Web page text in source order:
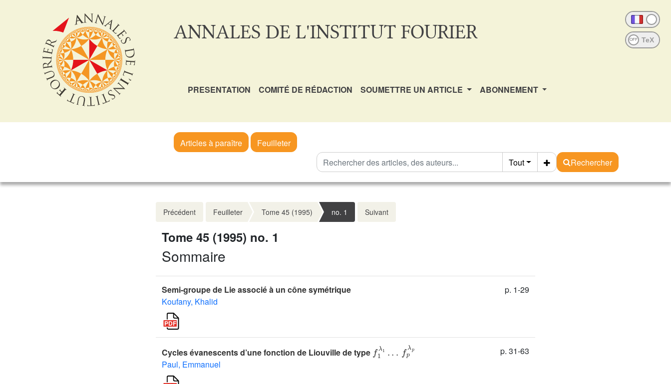
ANNALES DE L'INSTITUT FOURIER OFF
PRESENTATION COMITÉ DE RÉDACTION SOUMETTRE UN ARTICLE ABONNEMENT
Articles à paraître
Feuilleter
Tout
Rechercher
Précédent Feuilleter Tome 45 (1995) no. 1 Suivant
Tome 45 (1995) no. 1
Sommaire
Semi-groupe de Lie associé à un cône symétrique
Koufany, Khalid
p. 1-29
Cycles évanescents d’une fonction de Liouville de type
1λ pλ
Paul, Emmanuel
p. 31-63